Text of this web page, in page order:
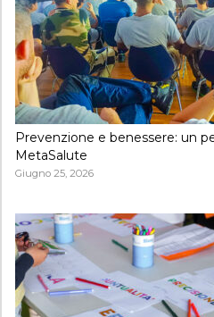
Prevenzione e benessere: un
MetaSalute
Giugno 25, 2026